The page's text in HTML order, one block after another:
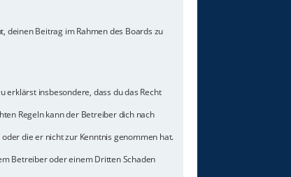
deinen Beitrag im Rahmen des Boards zu
erklärst insbesondere, dass du das Recht
Regeln kann der Betreiber dich nach
die er nicht zur Kenntnis genommen hat.
Betreiber oder einem Dritten Schaden